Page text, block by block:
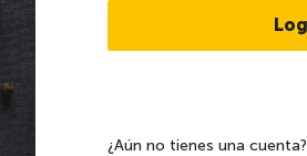
¿Aún no tienes una cuenta?